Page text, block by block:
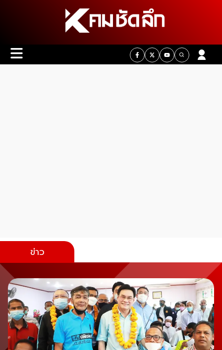
ข่าว